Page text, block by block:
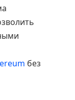
без